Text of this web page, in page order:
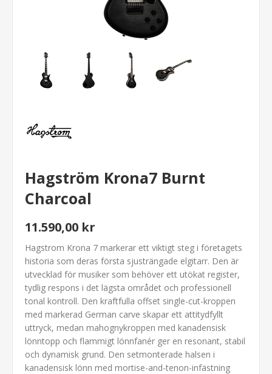
Hagström Krona7 Burnt
Charcoal
11.590,00 kr
Hagstrom Krona 7 markerar ett viktigt steg i företagets
historia som deras första sjusträngade elgitarr. Den är
utvecklad för musiker som behöver ett utökat register,
tydlig respons i det lägsta området och professionell
tonal kontroll. Den kraftfulla offset single-cut-kroppen
med markerad German carve skapar ett attitydfyllt
uttryck, medan mahognykroppen med kanadensisk
lönntopp och flammigt lönnfanér ger en resonant, stabil
och dynamisk grund. Den setmonterade halsen i
kanadensisk lönn med mortise-and-tenon-infästning